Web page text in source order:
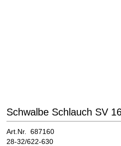
Schwalbe Schlauch SV
Art.Nr. 687160
28-32/622-630